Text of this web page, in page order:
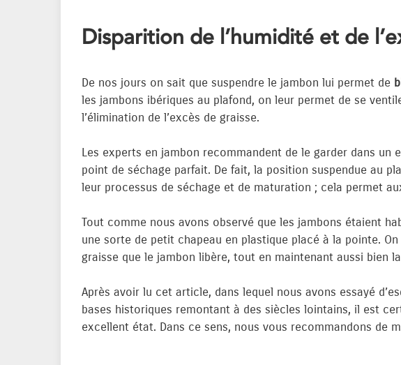
Disparition de l’humidité et de
De nos jours on sait que suspendre le jambon lui permet de
les jambons ibériques au plafond, on leur permet de se
l’élimination de l’excès de graisse.
Les experts en jambon recommandent de le garder dans
point de séchage parfait. De fait, la position suspendue au
leur processus de séchage et de maturation ; cela permet
Tout comme nous avons observé que les jambons étaient
une sorte de petit chapeau en plastique placé à la pointe.
graisse que le jambon libère, tout en maintenant aussi bien
Après avoir lu cet article, dans lequel nous avons essayé
bases historiques remontant à des siècles lointains, il est
excellent état. Dans ce sens, nous vous recommandons de